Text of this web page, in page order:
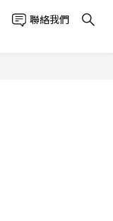
聯絡我們